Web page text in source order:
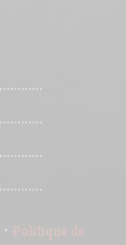
• Politique de